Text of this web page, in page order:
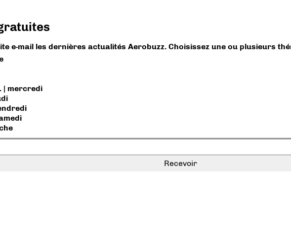
e-mail les dernières actualités Aerobuzz. Choisissez une ou plusieurs
| mercredi